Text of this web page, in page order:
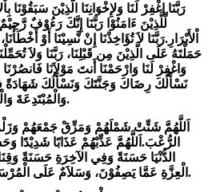
رَبَّنَا اغْفِرْ لَنَا وَلإِخْوَانِنَا الَّذِيْنَ سَبَقُوْنَا
لِّلَّذِيْنَ ءَامَنُوْا رَبَّنَا إِنَّكَ رَءُوْفٌ
اْلأَبْرَارِ.رَبَّنَا لاَ تُؤَاخِذْنَا إِنْ نَّسِيْنَا أَوْ
حَمَلْتَهُ عَلَى الَّذِيْنَ مِن قَبْلِنَا، رَبَّنَا وَلاَ
وَاغْفِرْ لَنَا وَارْحَمْنَا أَنتَ مَوْلاَنَا
نَسْأَلُكَ رِضَاكَ وَجَنَّتَكَ وَنَسْأَلُكَ شَهَادَةً
وَالْمُبْتَدِعَةَ وَالْمُشْرِكِيْنَ أَعْدَائَكَ أَعْدَاءَ الدِّيْنِ.
اَللَّهُمَّ شَتِّتْ شَمْلَهُمْ وَمَزِّقْ جَمْعَهُمْ
الرُّعْبَ. اَللَّهُمَّ عَذِّبْهُمْ عَذَابًا شَدِيْدًا
الدُّنْيَا حَسَنَةً وَفِي الآخِرَةِ حَسَنَةً
الْعِزَّةِ عَمَّا يَصِفُوْنَ، وَسَلاَمٌ عَلَى الْمُرْسَلِيْنَ وَالْحَمْدُ لِلَّهِ رَبِّ الْعَالَمِيْنَ.